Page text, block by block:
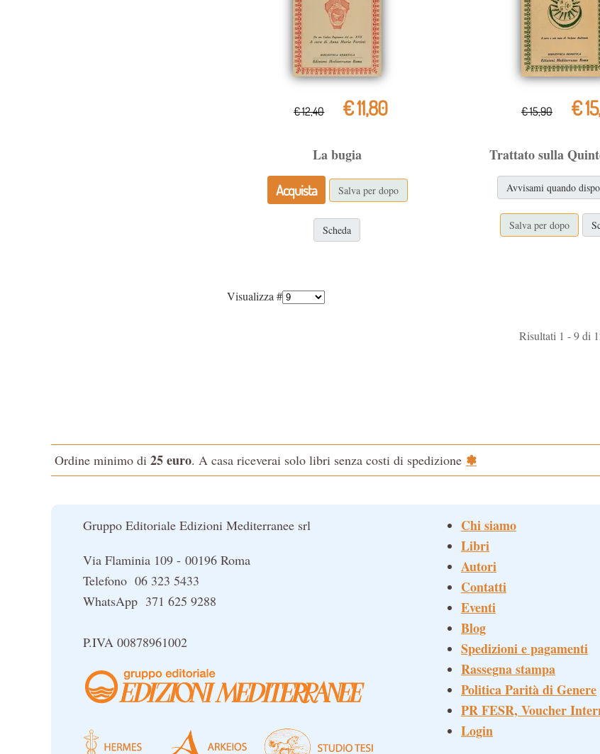
€ 12,40 € 11,80
La bugia
Acquista
Salva per dopo
Scheda
€ 15,90 €
Trattato sulla
Avvisami quando
Salva per dopo
Visualizza #
Risultati 1 - 9 di
Ordine minimo di 25 euro. A casa riceverai solo libri senza costi di spedizione ✽
Gruppo Editoriale Edizioni Mediterranee srl
Via Flaminia 109 - 00196 Roma
Telefono 06 323 5433
WhatsApp 371 625 9288
P.IVA 00878961002
Chi siamo
Libri
Autori
Contatti
Eventi
Blog
Spedizioni e pagamenti
Rassegna stampa
Politica Parità di Genere
PR FESR, Voucher
Login